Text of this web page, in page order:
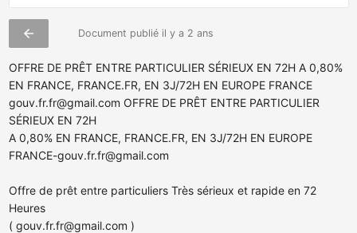
arrow_back Document publié il y a 2 ans
OFFRE DE PRÊT ENTRE PARTICULIER SÉRIEUX EN 72H A 0,80%
EN FRANCE, FRANCE.FR, EN 3J/72H EN EUROPE FRANCE
gouv.fr.fr@gmail.com OFFRE DE PRÊT ENTRE PARTICULIER
SÉRIEUX EN 72H
A 0,80% EN FRANCE, FRANCE.FR, EN 3J/72H EN EUROPE
FRANCE-gouv.fr.fr@gmail.com
Offre de prêt entre particuliers Très sérieux et rapide en 72
Heures
( gouv.fr.fr@gmail.com )